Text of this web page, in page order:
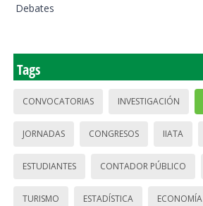
Debates
Tags
CONVOCATORIAS INVESTIGACIÓN
JORNADAS CONGRESOS IIATA
ESTUDIANTES CONTADOR PÚBLICO
TURISMO ESTADÍSTICA ECONOMÍA